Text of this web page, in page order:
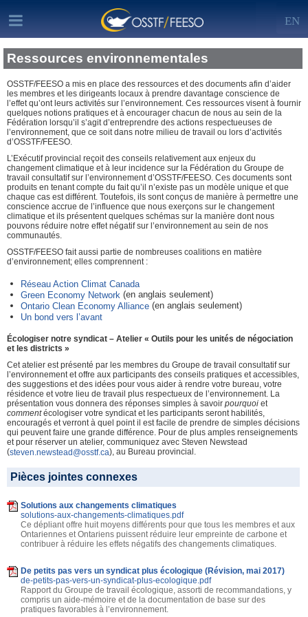
EN
Ressources environnementales
OSSTF/FEESO a mis en place des ressources et des documents afin d’aider
les membres et les dirigeants locaux à prendre davantage conscience de
l’effet qu’ont leurs activités sur l’environnement. Ces ressources visent à fournir
quelques notions pratiques et à encourager chacun de nous au sein de la
Fédération lorsqu’il s’agit d’entreprendre des actions respectueuses de
l’environnement, que ce soit dans notre milieu de travail ou lors d’activités
d’OSSTF/FEESO.
L’Exécutif provincial reçoit des conseils relativement aux enjeux du
changement climatique et à leur incidence sur la Fédération du Groupe de
travail consultatif sur l’environnement d’OSSTF/FEESO. Ces documents sont
produits en tenant compte du fait qu’il n’existe pas un modèle unique et que
chaque cas est différent. Toutefois, ils sont conçus de manière à permettre une
conscience accrue de l’influence que nous exerçons sur le changement
climatique et ils présentent quelques schémas sur la manière dont nous
pouvons réduire notre effet négatif sur l’environnement au sein de nos
communautés.
OSSTF/FEESO fait aussi partie de nombreuses coalitions en matière
d’environnement; elles comprennent :
Réseau Action Climat Canada
Green Economy Network (en anglais seulement)
Ontario Clean Economy Alliance (en anglais seulement)
Un bond vers l’avant
Écologiser notre syndicat – Atelier « Outils pour les unités de négociation
et les districts »
Cet atelier est présenté par les membres du Groupe de travail consultatif sur
l’environnement et offre aux participants des conseils pratiques et accessibles,
des suggestions et des idées pour vous aider à rendre votre bureau, votre
résidence et votre lieu de travail plus respectueux de l’environnement. La
présentation vous donnera des réponses simples à savoir pourquoi et
commentécologiser votre syndicat et les participants seront habilités,
encouragés et verront à quel point il est facile de prendre de simples décisions
qui peuvent faire une grande différence. Pour de plus amples renseignements
et pour réserver un atelier, communiquez avec Steven Newstead
(steven.newstead@osstf.ca), au Bureau provincial.
Pièces jointes connexes
Solutions aux changements climatiques
solutions-aux-changements-climatiques.pdf
Ce dépliant offre huit moyens différents pour que tous les membres et aux
Ontariennes et Ontariens puissent réduire leur empreinte de carbone et
contribuer à réduire les effets négatifs des changements climatiques.
De petits pas vers un syndicat plus écologique (Révision, mai 2017)
de-petits-pas-vers-un-syndicat-plus-ecologique.pdf
Rapport du Groupe de travail écologique, assorti de recommandations, y
compris un aide-mémoire et de la documentation de base sur des
pratiques favorables à l’environnement.